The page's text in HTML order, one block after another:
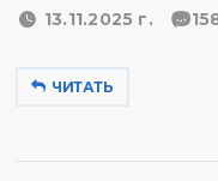
13.11.2025 г.
ЧИТАТЬ